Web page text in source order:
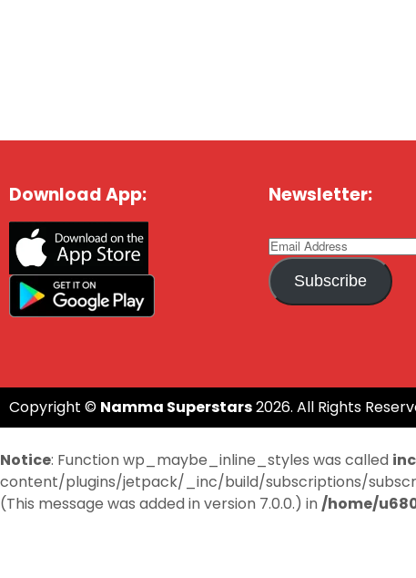
Download App: Newsletter:
Subscribe
Copyright © Namma Superstars2026. All Rights
Notice: Function wp_maybe_inline_styles was called
content/plugins/jetpack/_inc/build/subscriptions/
(This message was added in version 7.0.0.) in /home/